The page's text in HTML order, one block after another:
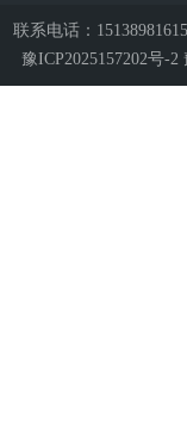
联系电话：
豫ICP2025157202号-2